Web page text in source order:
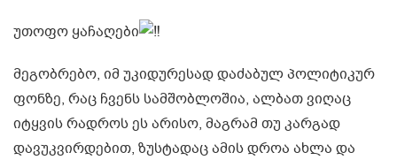
უთოფო ყაჩაღები
მეგობრებო, იმ უკიდურესად დაძაბულ პოლიტიკურ
ფონზე, რაც ჩვენს სამშობლოშია, ალბათ ვიღაც
იტყვის რადროს ეს არისო, მაგრამ თუ კარგად
დავუკვირდებით, ზუსტადაც ამის დროა ახლა და